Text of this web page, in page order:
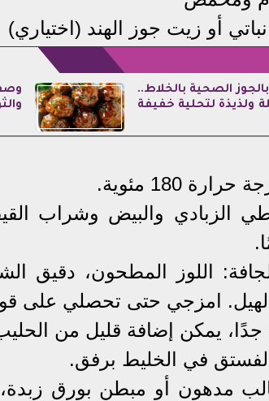
الصحية بالخلاط..
لتحلية خفيفة
الزبادي والبيض وشراب
اللوز المطحون، دقيق
والهيل. امزجي حتى تحصلي على
مدهون أو مبطن بورق